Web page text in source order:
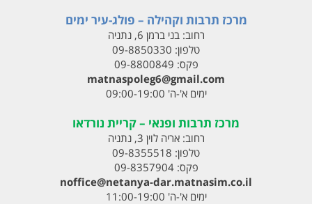
מרכז תרבות וקהילה – פולג-עיר ימים
רחוב:בני ברמן 6, נתניה
טלפון: 09-8850330
פקס: 09-8800849
matnaspoleg6@gmail.com
ימים א'-ה' 09:00-19:00
מרכז תרבות ופנאי – קריית נורדאו
רחוב:אריה לוין 3, נתניה
טלפון: 09-8355518
פקס:09-8357904
noffice@netanya-dar.matnasim.co.il
ימים א'-ה' 11:00-19:00